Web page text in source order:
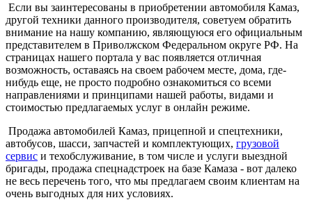
Если вы заинтересованы в приобретении автомобиля Камаз,
другой техники данного производителя, советуем обратить
внимание на нашу компанию, являющуюся его официальным
представителем в Приволжском Федеральном округе РФ. На
страницах нашего портала у вас появляется отличная
возможность, оставаясь на своем рабочем месте, дома, где-
нибудь еще, не просто подробно ознакомиться со всеми
направлениями и принципами нашей работы, видами и
стоимостью предлагаемых услуг в онлайн режиме.
Продажа автомобилей Камаз, прицепной и спецтехники,
автобусов, шасси, запчастей и комплектующих, грузовой
сервис и техобслуживание, в том числе и услуги выездной
бригады, продажа спецнадстроек на базе Камаза - вот далеко
не весь перечень того, что мы предлагаем своим клиентам на
очень выгодных для них условиях.